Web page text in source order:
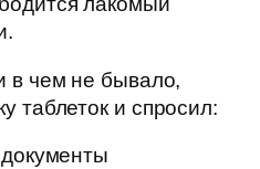
в чем не бывало,
таблеток и спросил: